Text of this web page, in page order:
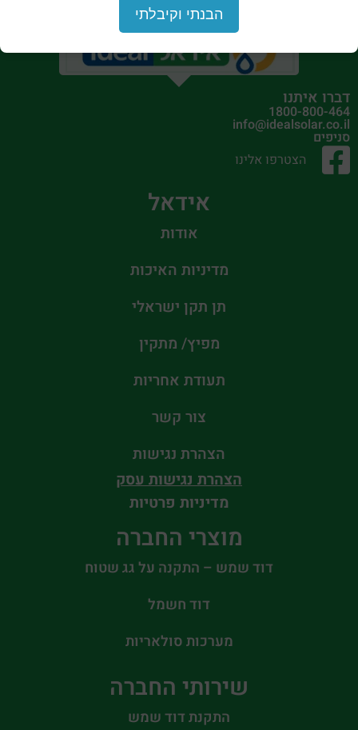
דברו איתנו
1800-800-464
info@idealsolar.co.il
סניפים
הצטרפו אלינו
אידאל
אודות
מדיניות האיכות
תן תקן ישראלי
מפיץ/ מתקין
תעודת אחריות
צור קשר
הצהרת נגישות
הצהרת נגישות עסק
מדיניות פרטיות
מוצרי החברה
דוד שמש – התקנה על גג שטוח
דוד חשמל
מערכות סולאריות
שירותי החברה
התקנת דוד שמש
הבנתי וקיבלתי